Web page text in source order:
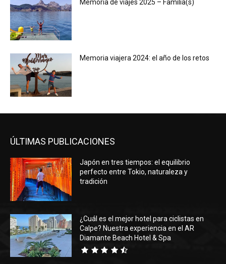
Memoria de viajes 2025 – Familia(s)
Memoria viajera 2024: el año de los retos
ÚLTIMAS PUBLICACIONES
Japón en tres tiempos: el equilibrio
perfecto entre Tokio, naturaleza y
tradición
¿Cuál es el mejor hotel para ciclistas en
Calpe? Nuestra experiencia en el AR
Diamante Beach Hotel & Spa